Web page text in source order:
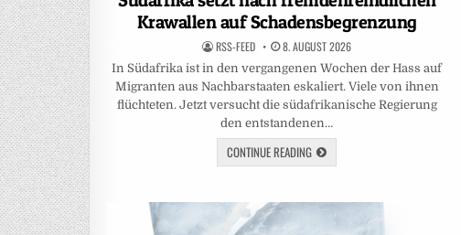
Krawallen auf Schadensbegrenzung
RSS-FEED 8. AUGUST 2026
In Südafrika ist in den vergangenen Wochen der Hass auf
Migranten aus Nachbarstaaten eskaliert. Viele von ihnen
flüchteten. Jetzt versucht die südafrikanische Regierung
den entstandenen…
CONTINUE READING